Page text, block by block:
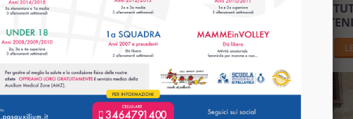
UNA ESTATE DI
AUXILIUM [...]
LEGGI
GRAZIE A
13 28